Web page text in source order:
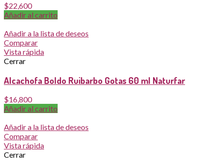
$22,600
Añadir al carrito
Añadir a la lista de deseos
Comparar
Vista rápida
Cerrar
Alcachofa Boldo Ruibarbo Gotas 60 ml Naturfar
$16,800
Añadir al carrito
Añadir a la lista de deseos
Comparar
Vista rápida
Cerrar